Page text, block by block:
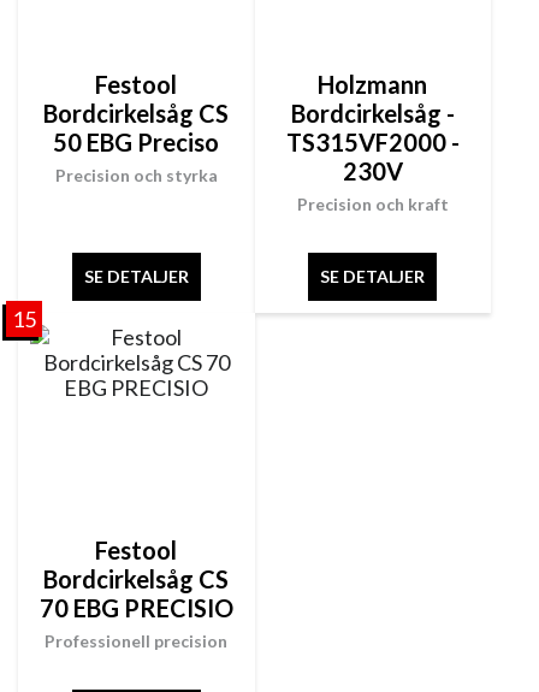
Precision och styrka
Festool
Bordcirkelsåg CS
50 EBG Preciso
SE DETALJER
Precision och kraft
Holzmann
Bordcirkelsåg -
TS315VF2000 -
230V
SE DETALJER
15
Professionell precision
Festool
Bordcirkelsåg CS
70 EBG PRECISIO